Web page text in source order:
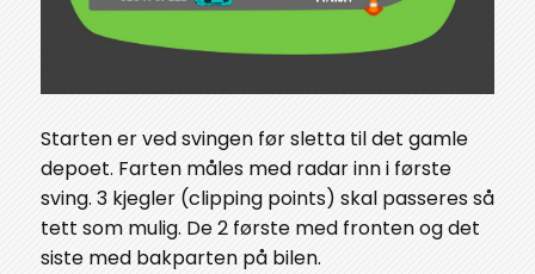
Starten er ved svingen før sletta til det gamle
depoet. Farten måles med radar inn i første
sving. 3 kjegler (clipping points) skal passeres så
tett som mulig. De 2 første med fronten og det
siste med bakparten på bilen.